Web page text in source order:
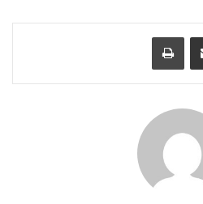
مشاركة عبر البريد طباعة